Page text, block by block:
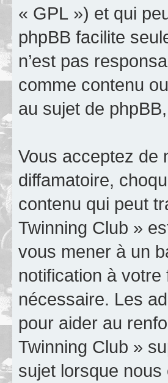
« GPL ») et qui
phpBB facilite
n’est pas
comme contenu
au sujet de
Vous acceptez de
diffamatoire,
contenu qui peut
Twinning Club »
vous mener à un
notification à
nécessaire. Les
pour aider au
Twinning Club »
sujet lorsque